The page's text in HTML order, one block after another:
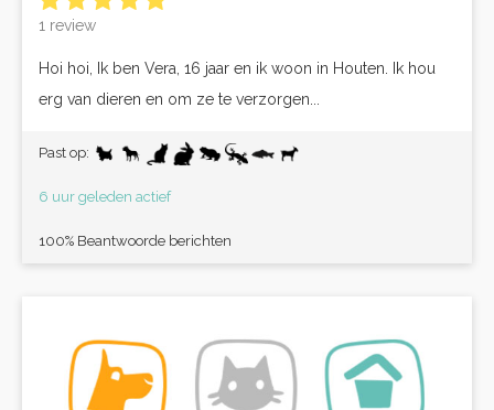
1 review
Hoi hoi, Ik ben Vera, 16 jaar en ik woon in Houten. Ik hou
erg van dieren en om ze te verzorgen...
Past op:
6 uur geleden actief
100% Beantwoorde berichten